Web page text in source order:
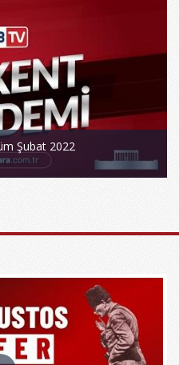
Şubat 2022